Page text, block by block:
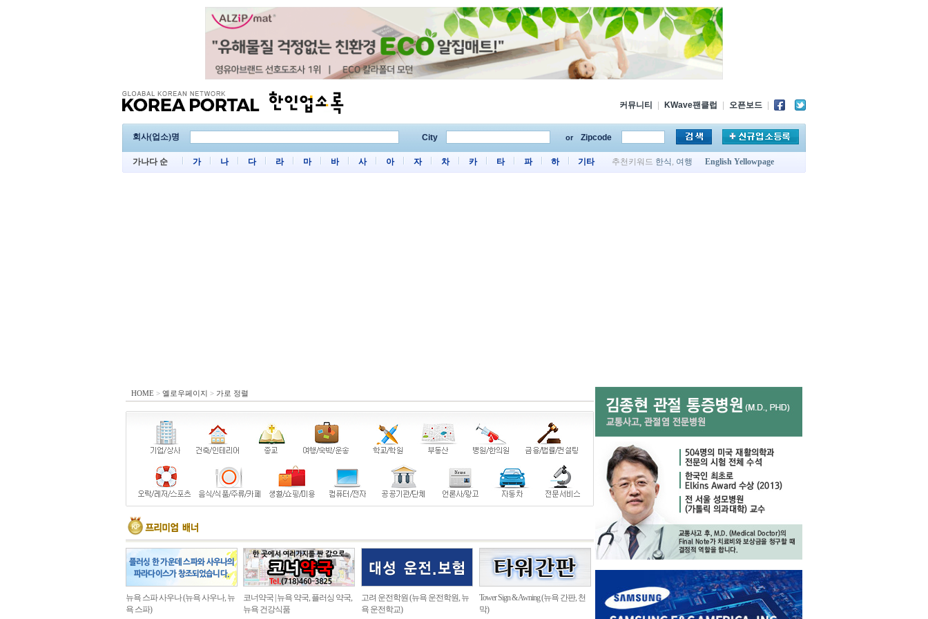
커뮤니티 KWave팬클럽 오픈보드
회사(업소)명 City or Zipcode
가나다 순 가 나 다 라 마 바 사 아 자 차 카 타 파 하 기타 추천키워드 한식 , 여행 English Yellowpage
HOME > 옐로우페이지 > 가로 정렬
뉴욕 스파 사우나 (뉴욕 사우나, 뉴
욕 스파)
코너약국 | 뉴욕 약국, 플러싱 약국,
뉴욕 건강식품
고려 운전학원 (뉴욕 운전학원, 뉴
욕 운전학교)
Tower Sign & Awning (뉴욕 간판, 천
막)